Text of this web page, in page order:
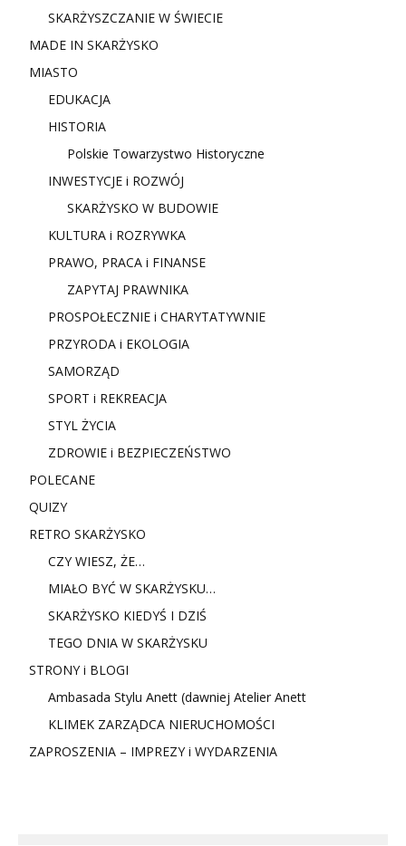
SKARŻYSZCZANIE W ŚWIECIE
MADE IN SKARŻYSKO
MIASTO
EDUKACJA
HISTORIA
Polskie Towarzystwo Historyczne
INWESTYCJE i ROZWÓJ
SKARŻYSKO W BUDOWIE
KULTURA i ROZRYWKA
PRAWO, PRACA i FINANSE
ZAPYTAJ PRAWNIKA
PROSPOŁECZNIE i CHARYTATYWNIE
PRZYRODA i EKOLOGIA
SAMORZĄD
SPORT i REKREACJA
STYL ŻYCIA
ZDROWIE i BEZPIECZEŃSTWO
POLECANE
QUIZY
RETRO SKARŻYSKO
CZY WIESZ, ŻE…
MIAŁO BYĆ W SKARŻYSKU…
SKARŻYSKO KIEDYŚ I DZIŚ
TEGO DNIA W SKARŻYSKU
STRONY i BLOGI
Ambasada Stylu Anett (dawniej Atelier Anett
KLIMEK ZARZĄDCA NIERUCHOMOŚCI
ZAPROSZENIA – IMPREZY i WYDARZENIA